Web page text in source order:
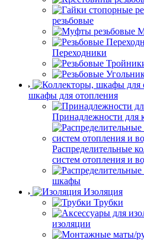
резьбовые
Переходники
шкафы для отопления
Принадлежности для
Распределительные
систем отопления и
шкафы
Изоляция
Трубки
изоляции